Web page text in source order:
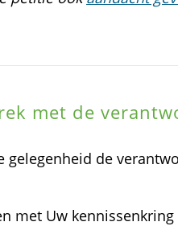
met de
gelegenheid de
met Uw